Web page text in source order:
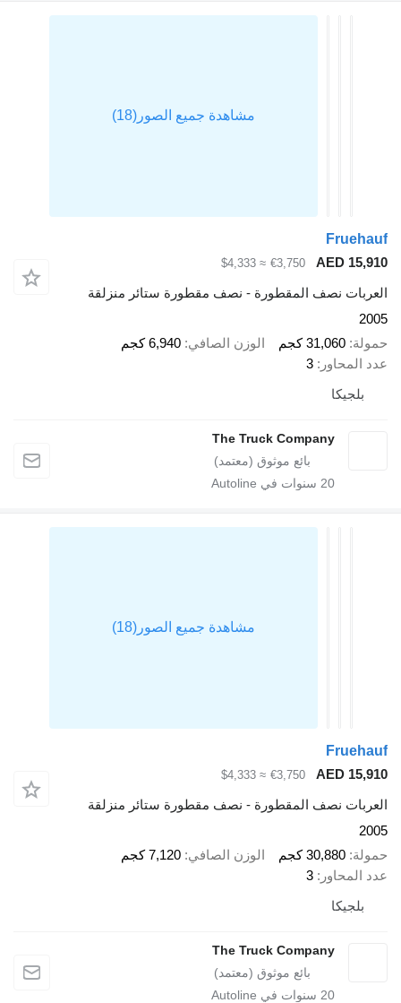
€3,750
≈ $4,333
نصف المقطورة - نصف مقطورة ستائر منزلقة
31,060 كجم الوزن الصافي
6,940 كجم
3
The Truck Company
سنوات في Autoline
€3,750
≈ $4,333
نصف المقطورة - نصف مقطورة ستائر منزلقة
30,880 كجم الوزن الصافي
7,120 كجم
3
The Truck Company
سنوات في Autoline